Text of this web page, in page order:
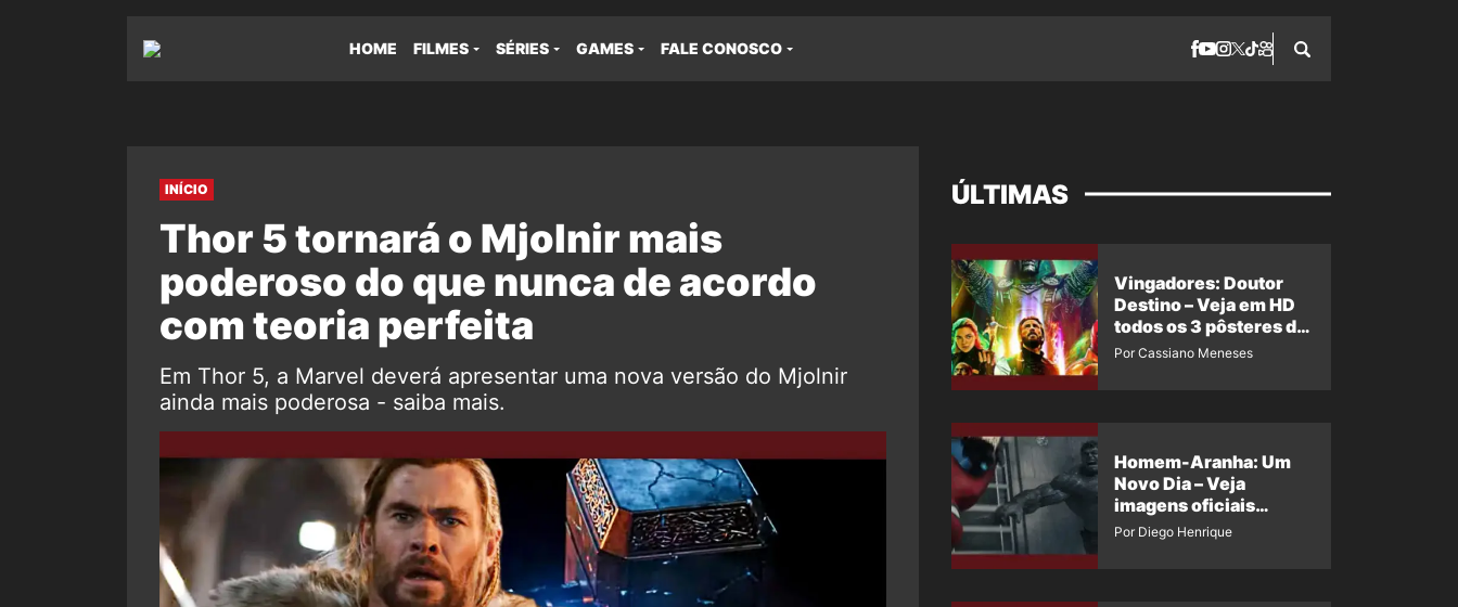
HOME FILMES SÉRIES GAMES FALE CONOSCO
INÍCIO
Thor 5 tornará o Mjolnir mais
poderoso do que nunca de acordo
com teoria perfeita
Em Thor 5, a Marvel deverá apresentar uma nova versão do Mjolnir
ainda mais poderosa - saiba mais.
ÚLTIMAS
Vingadores: Doutor
Destino – Veja em HD
todos os 3 pôsteres de
‘Doomsday’ + 1 imagem
Por Cassiano Meneses
Homem-Aranha: Um
Novo Dia – Veja
imagens oficiais
descartadas do Hulk
Por Diego Henrique